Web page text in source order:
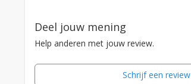
Deel jouw mening
Help anderen met jouw review.
Schrijf een review